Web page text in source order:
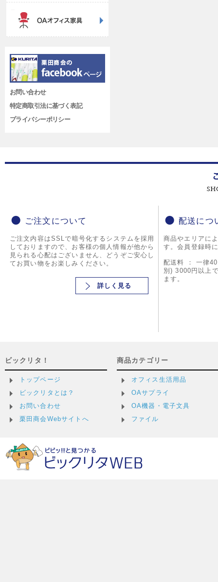
お問い合わせ
特定商取引法に基づく表記
プライバシーポリシー
ご注文について
ご注文内容はSSLで暗号化するシステムを採用
しておりますので、お客様の個人情報が他から
見られる心配はございません、どうぞご安心し
てお買い物をお楽しみください。
詳しく見る
配送につ
商品やエリアに
す。会員登録時
配送料 ： 一律
別) 3000円以上
ます。
ビックリタ！
トップページ
ビックリタとは？
お問い合わせ
栗田商会Webサイトへ
商品カテゴリー
オフィス生活用品
OAサプライ
OA機器・電子文具
ファイル